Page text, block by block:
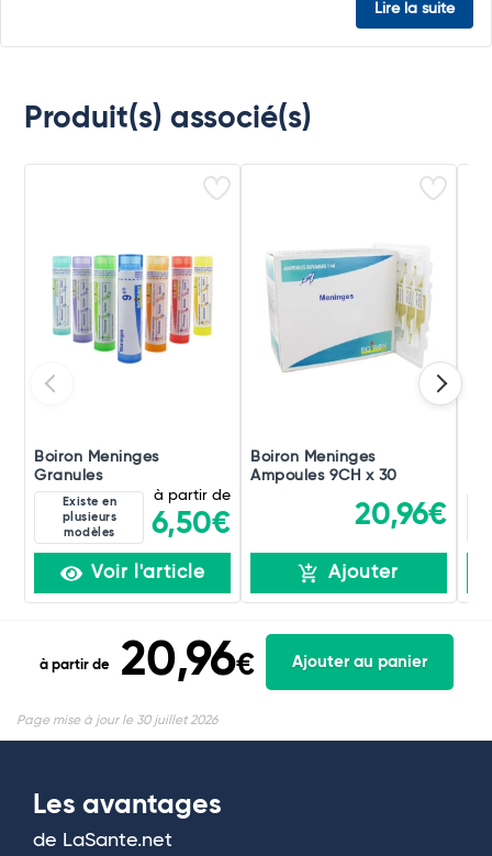
Lire la suite
Produit(s) associé(s)
Boiron Meninges
Granules
Existe en
plusieurs
modèles
à partir de
6,50€
Voir l'article
Boiron Meninges
Ampoules 9CH x 30
20,96€
Ajouter
à partir de 20,96€ Ajouter au panier
Page mise à jour le 30 juillet 2026
Les avantages
de LaSante.net